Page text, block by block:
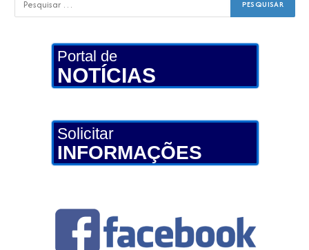
Portal de
NOTÍCIAS
Solicitar
INFORMAÇÕES